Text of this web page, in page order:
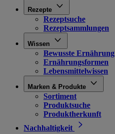
Rezepte
Rezeptsuche
Rezeptsammlungen
Wissen
Bewusste Ernährung
Ernährungsformen
Lebensmittelwissen
Marken & Produkte
Sortiment
Produktsuche
Produktherkunft
Nachhaltigkeit